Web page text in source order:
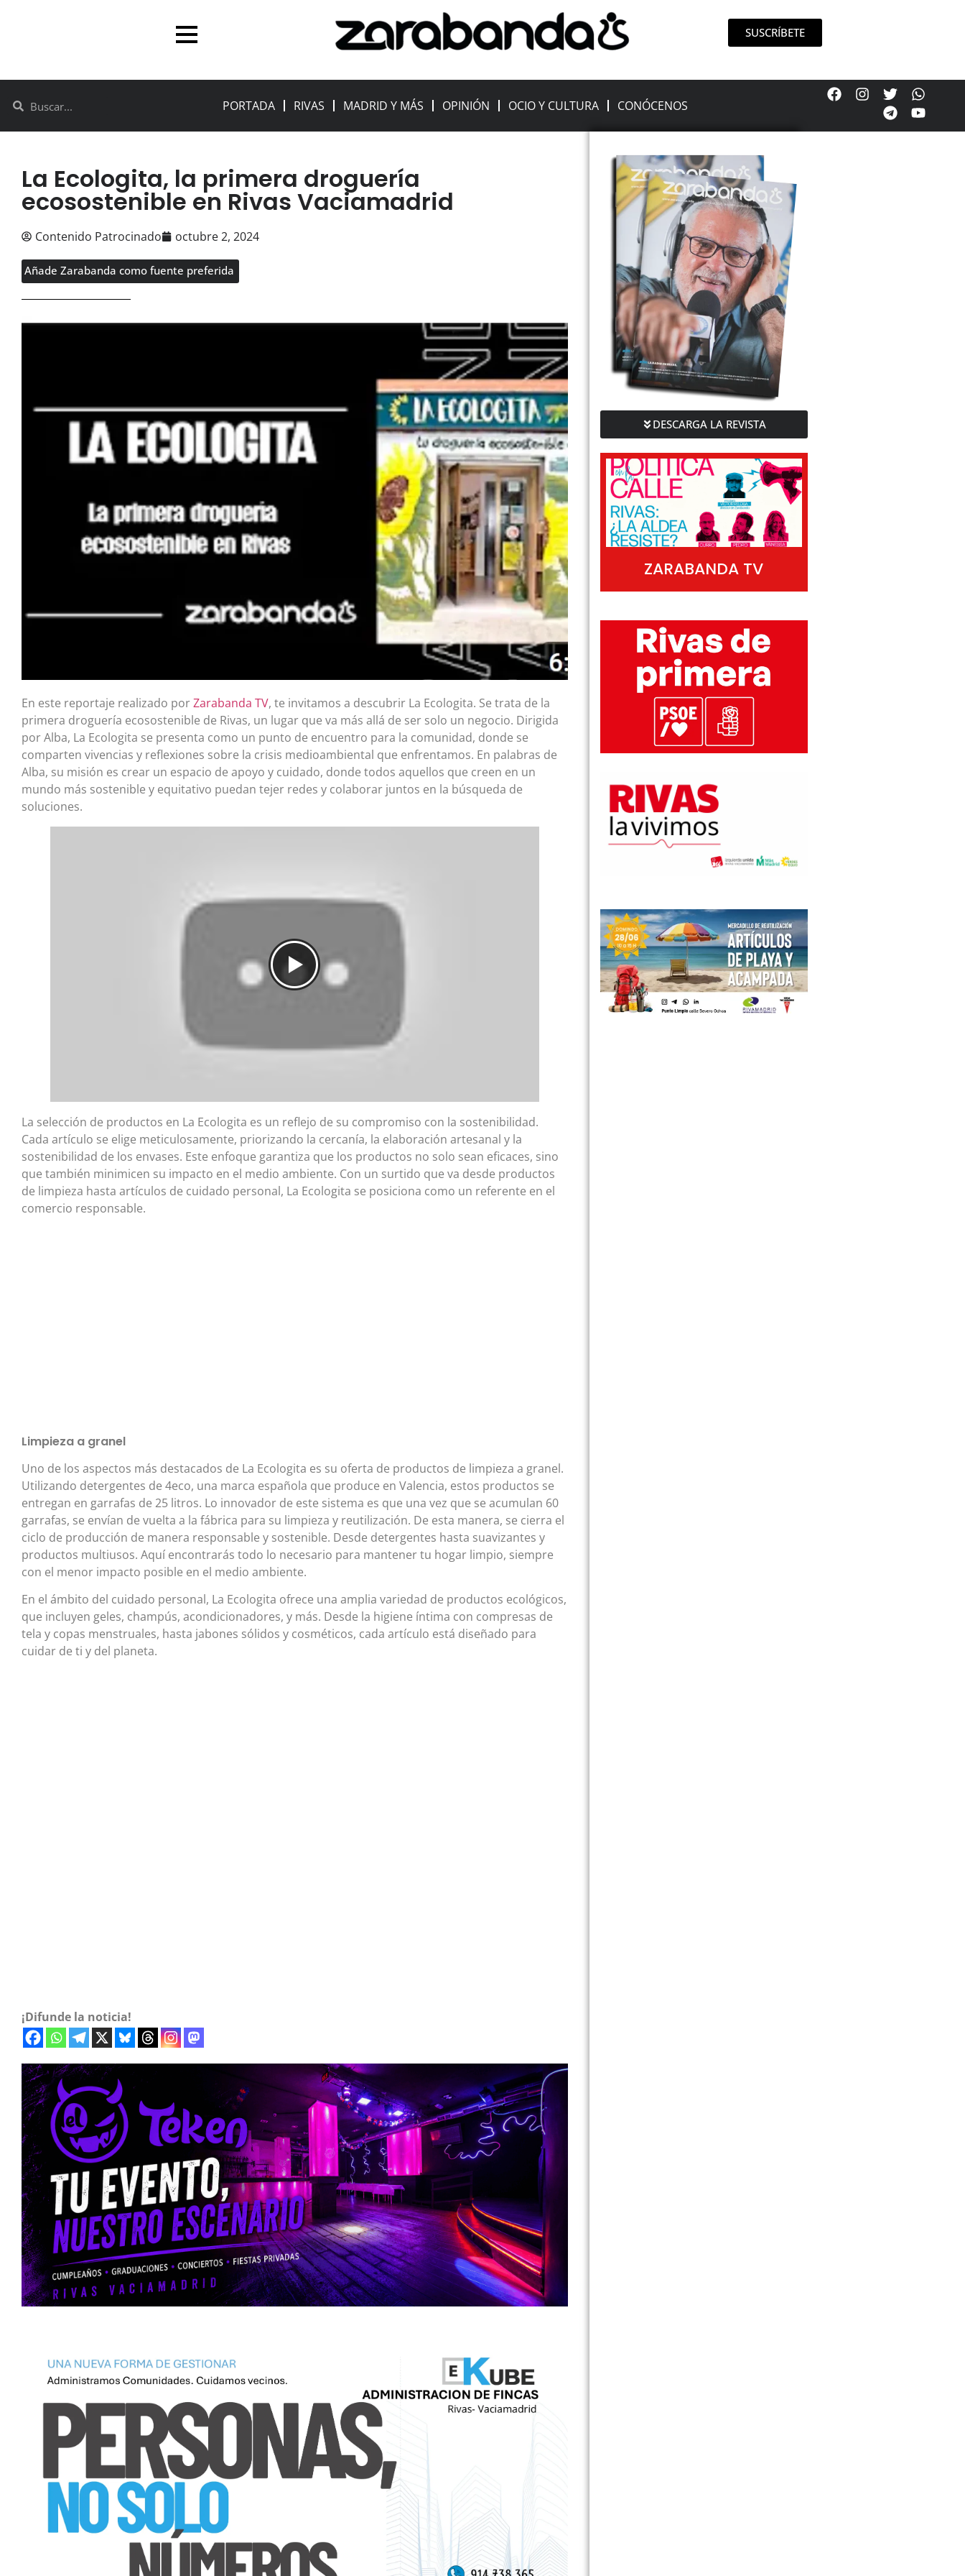
SUSCRÍBETE
PORTADA RIVAS MADRID Y MÁS OPINIÓN OCIO Y CULTURA CONÓCENOS
La Ecologita, la primera droguería
ecosostenible en Rivas Vaciamadrid
Contenido Patrocinado octubre 2, 2024
Añade Zarabanda como fuente preferida
En este reportaje realizado porZarabanda TV, te invitamos a descubrir La Ecologita. Se trata de la
primera droguería ecosostenible de Rivas, un lugar que va más allá de ser solo un negocio. Dirigida
por Alba, La Ecologita se presenta como un punto de encuentro para la comunidad, donde se
comparten vivencias y reflexiones sobre la crisis medioambiental que enfrentamos. En palabras de
Alba, su misión es crear un espacio de apoyo y cuidado, donde todos aquellos que creen en un
mundo más sostenible y equitativo puedan tejer redes y colaborar juntos en la búsqueda de
soluciones.
La selección de productos en La Ecologita es un reflejo de su compromiso con la sostenibilidad.
Cada artículo se elige meticulosamente, priorizando la cercanía, la elaboración artesanal y la
sostenibilidad de los envases. Este enfoque garantiza que los productos no solo sean eficaces, sino
que también minimicen su impacto en el medio ambiente. Con un surtido que va desde productos
de limpieza hasta artículos de cuidado personal, La Ecologita se posiciona como un referente en el
comercio responsable.
Limpieza a granel
Uno de los aspectos más destacados de La Ecologita es su oferta de productos de limpieza a granel.
Utilizando detergentes de 4eco, una marca española que produce en Valencia, estos productos se
entregan en garrafas de 25 litros. Lo innovador de este sistema es que una vez que se acumulan 60
garrafas, se envían de vuelta a la fábrica para su limpieza y reutilización. De esta manera, se cierra el
ciclo de producción de manera responsable y sostenible. Desde detergentes hasta suavizantes y
productos multiusos. Aquí encontrarás todo lo necesario para mantener tu hogar limpio, siempre
con el menor impacto posible en el medio ambiente.
En el ámbito del cuidado personal, La Ecologita ofrece una amplia variedad de productos ecológicos,
que incluyen geles, champús, acondicionadores, y más. Desde la higiene íntima con compresas de
tela y copas menstruales, hasta jabones sólidos y cosméticos, cada artículo está diseñado para
cuidar de ti y del planeta.
¡Difunde la noticia!
DESCARGA LA REVISTA
ZARABANDA TV